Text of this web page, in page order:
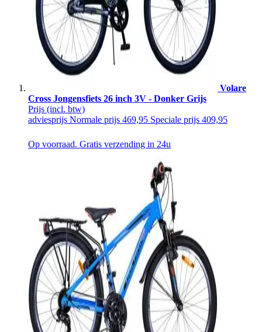
Volare
Cross Jongensfiets 26 inch 3V - Donker Grijs
Prijs (incl. btw)
adviesprijs Normale prijs 469,95 Speciale prijs 409,95
Op voorraad. Gratis verzending in 24u